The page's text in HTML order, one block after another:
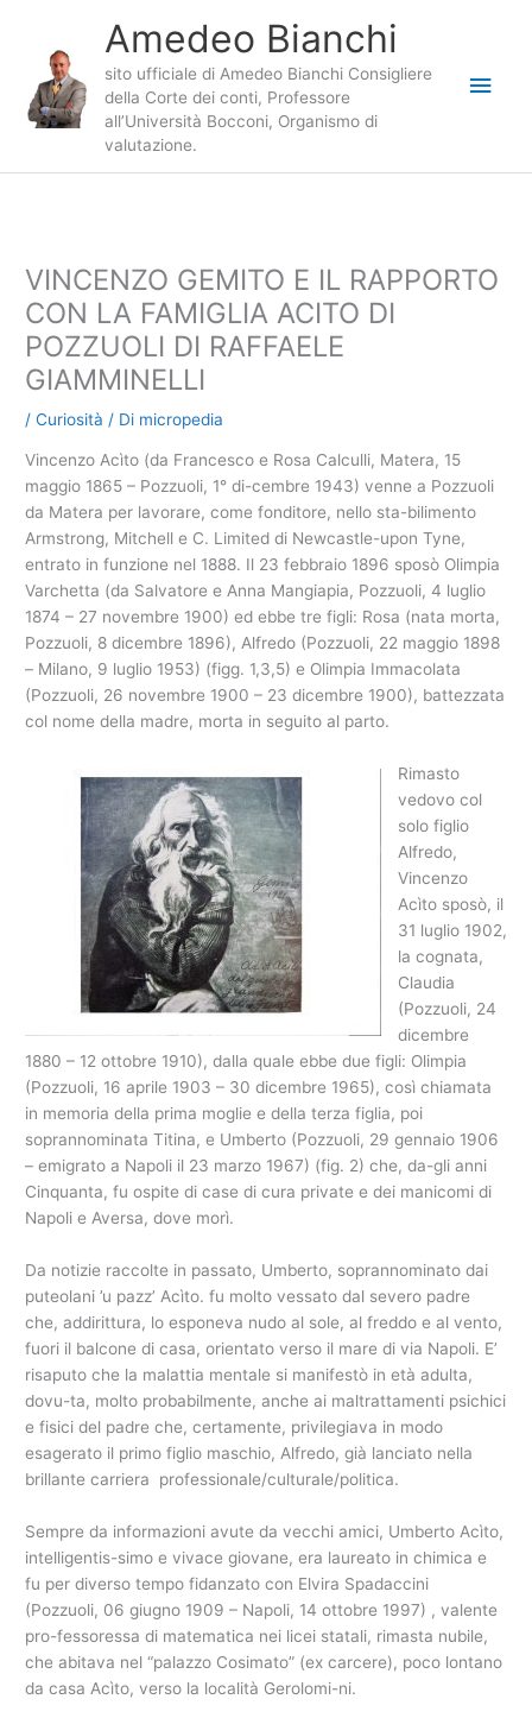
contenuto
Amedeo Bianchi
sito ufficiale di Amedeo Bianchi Consigliere
della Corte dei conti, Professore
all’Università Bocconi, Organismo di
valutazione.
VINCENZO GEMITO E IL RAPPORTO
CON LA FAMIGLIA ACITO DI
POZZUOLI DI RAFFAELE
GIAMMINELLI
/Curiosità / Di micropedia
Vincenzo Acìto (da Francesco e Rosa Calculli, Matera, 15
maggio 1865 – Pozzuoli, 1° di-cembre 1943) venne a Pozzuoli
da Matera per lavorare, come fonditore, nello sta-bilimento
Armstrong, Mitchell e C. Limited di Newcastle-upon Tyne,
entrato in funzione nel 1888. Il 23 febbraio 1896 sposò Olimpia
Varchetta (da Salvatore e Anna Mangiapia, Pozzuoli, 4 luglio
1874 – 27 novembre 1900) ed ebbe tre figli: Rosa (nata morta,
Pozzuoli, 8 dicembre 1896), Alfredo (Pozzuoli, 22 maggio 1898
– Milano, 9 luglio 1953) (figg. 1,3,5) e Olimpia Immacolata
(Pozzuoli, 26 novembre 1900 – 23 dicembre 1900), battezzata
col nome della madre, morta in seguito al parto.
Rimasto
vedovo col
solo figlio
Alfredo,
Vincenzo
Acìto sposò, il
31 luglio 1902,
la cognata,
Claudia
(Pozzuoli, 24
dicembre
1880 – 12 ottobre 1910), dalla quale ebbe due figli: Olimpia
(Pozzuoli, 16 aprile 1903 – 30 dicembre 1965), così chiamata
in memoria della prima moglie e della terza figlia, poi
soprannominata Titina, e Umberto (Pozzuoli, 29 gennaio 1906
– emigrato a Napoli il 23 marzo 1967) (fig. 2) che, da-gli anni
Cinquanta, fu ospite di case di cura private e dei manicomi di
Napoli e Aversa, dove morì.
Da notizie raccolte in passato, Umberto, soprannominato dai
puteolani ’u pazz’ Acìto. fu molto vessato dal severo padre
che, addirittura, lo esponeva nudo al sole, al freddo e al vento,
fuori il balcone di casa, orientato verso il mare di via Napoli. E’
risaputo che la malattia mentale si manifestò in età adulta,
dovu-ta, molto probabilmente, anche ai maltrattamenti psichici
e fisici del padre che, certamente, privilegiava in modo
esagerato il primo figlio maschio, Alfredo, già lanciato nella
brillante carriera professionale/culturale/politica.
Sempre da informazioni avute da vecchi amici, Umberto Acìto,
intelligentis-simo e vivace giovane, era laureato in chimica e
fu per diverso tempo fidanzato con Elvira Spadaccini
(Pozzuoli, 06 giugno 1909 – Napoli, 14 ottobre 1997) , valente
pro-fessoressa di matematica nei licei statali, rimasta nubile,
che abitava nel “palazzo Cosimato” (ex carcere), poco lontano
da casa Acìto, verso la località Gerolomi-ni.